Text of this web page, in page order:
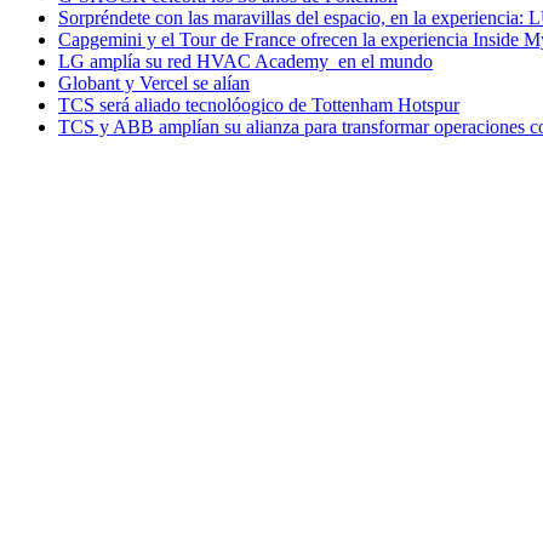
Sorpréndete con las maravillas del espacio, en la experiencia:
Capgemini y el Tour de France ofrecen la experiencia Inside
LG amplía su red HVAC Academy en el mundo
Globant y Vercel se alían
TCS será aliado tecnolóogico de Tottenham Hotspur
TCS y ABB amplían su alianza para transformar operaciones